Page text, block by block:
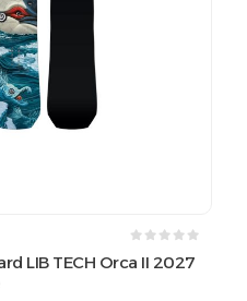
LIB TECH Orca II 2027